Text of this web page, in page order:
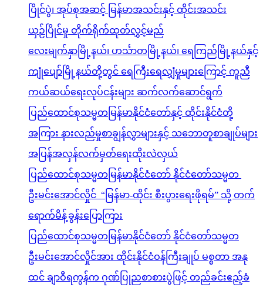
ပြိုင်ပွဲ၊ အုပ်စုအဆင့် မြန်မာအသင်းနှင့် ထိုင်းအသင်း
ယှဉ်ပြိုင်မှု တိုက်ရိုက်ထုတ်လွှင့်မည်
လေးမျက်နှာမြို့နယ်၊ ဟင်္သာတမြို့နယ်၊ ရေကြည်မြို့နယ်နှင့်
ကျုံပျော်မြို့နယ်တို့တွင် ရေကြီးရေလျှံမှုများကြောင့် ကူညီ
ကယ်ဆယ်ရေးလုပ်ငန်းများ ဆက်လက်ဆောင်ရွက်
ပြည်ထောင်စုသမ္မတမြန်မာနိုင်ငံတော်နှင့် ထိုင်းနိုင်ငံတို့
အကြား နားလည်မှုစာချွန်လွှာများနှင့် သဘောတူစာချုပ်များ
အပြန်အလှန်လက်မှတ်ရေးထိုးလဲလှယ်
ပြည်ထောင်စုသမ္မတမြန်မာနိုင်ငံတော် နိုင်ငံတော်သမ္မတ
ဦးမင်းအောင်လှိုင် “မြန်မာ-ထိုင်း စီးပွားရေးဖိုရမ်” သို့ တက်
ရောက်မိန့်ခွန်းပြောကြား
ပြည်ထောင်စုသမ္မတမြန်မာနိုင်ငံတော် နိုင်ငံတော်သမ္မတ
ဦးမင်းအောင်လှိုင်အား ထိုင်းနိုင်ငံဝန်ကြီးချုပ် မစ္စတာ အနု
ထင် ချာဝီရကွန်က ဂုဏ်ပြုညစာစားပွဲဖြင့် တည်ခင်းဧည့်ခံ